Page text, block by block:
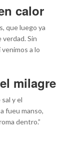
calor
que luego ya
verdad. Sin
a lo
milagre
y el
fueu manso,
dentro.”